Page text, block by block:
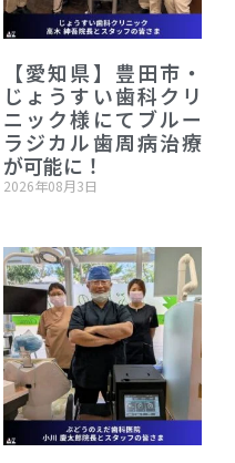
【愛知県】豊田市・
じょうすい歯科クリ
ニック様にてブルー
ラジカル歯周病治療
が可能に！
2026年08月3日